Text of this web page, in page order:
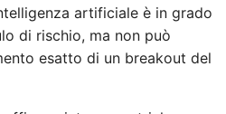
artificiale è in grado
di rischio, ma non può
esatto di un breakout del